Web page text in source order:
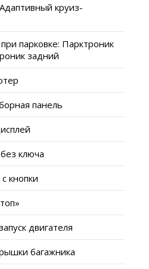
круиз-
парковке: Парктроник
задний
панель
ключа
кнопки
двигателя
багажника